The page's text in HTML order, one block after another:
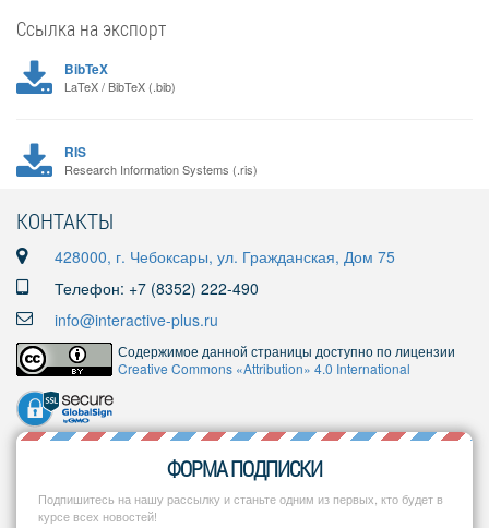
Ссылка на экспорт
BibTeX
LaTeX / BibTeX (.bib)
RIS
Research Information Systems (.ris)
КОНТАКТЫ
428000, г. Чебоксары, ул. Гражданская, Дом 75
Телефон: +7 (8352) 222-490
info@interactive-plus.ru
Содержимое данной страницы доступно по лицензии
Creative Commons «Attribution» 4.0 International
ФОРМА ПОДПИСКИ
Подпишитесь на нашу рассылку и станьте одним из первых, кто будет в
курсе всех новостей!